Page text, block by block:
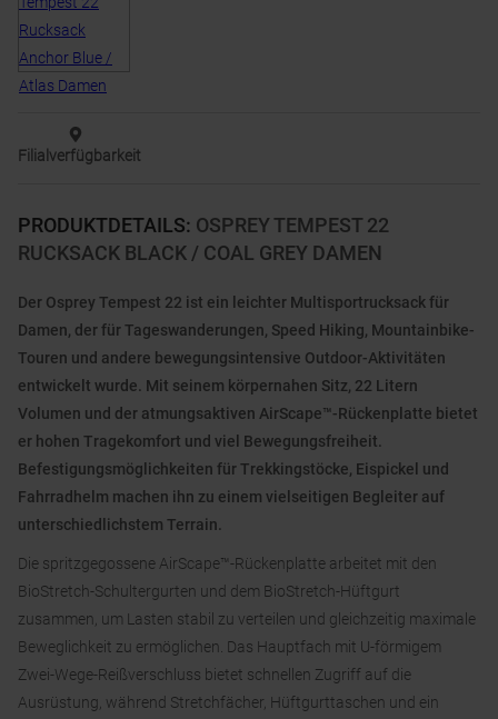
PRODUKTDETAILS: OSPREY TEMPEST 22
RUCKSACK BLACK / COAL GREY DAMEN
Der Osprey Tempest 22 ist ein leichter Multisportrucksack für
Damen, der für Tageswanderungen, Speed Hiking, Mountainbike-
Touren und andere bewegungsintensive Outdoor-Aktivitäten
entwickelt wurde. Mit seinem körpernahen Sitz, 22 Litern
Volumen und der atmungsaktiven AirScape™-Rückenplatte bietet
er hohen Tragekomfort und viel Bewegungsfreiheit.
Befestigungsmöglichkeiten für Trekkingstöcke, Eispickel und
Fahrradhelm machen ihn zu einem vielseitigen Begleiter auf
unterschiedlichstem Terrain.
Die spritzgegossene AirScape™-Rückenplatte arbeitet mit den
BioStretch-Schultergurten und dem BioStretch-Hüftgurt
zusammen, um Lasten stabil zu verteilen und gleichzeitig maximale
Beweglichkeit zu ermöglichen. Das Hauptfach mit U-förmigem
Zwei-Wege-Reißverschluss bietet schnellen Zugriff auf die
Ausrüstung, während Stretchfächer, Hüftgurttaschen und ein
Filialverfügbarkeit